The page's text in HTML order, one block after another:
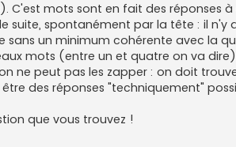
C'est mots sont en fait des réponses à
suite, spontanément par la tête : il n'y
un minimum cohérente avec la
mots (entre un et quatre on va
ne peut pas les zapper : on doit
des réponses "techniquement"
que vous trouvez !